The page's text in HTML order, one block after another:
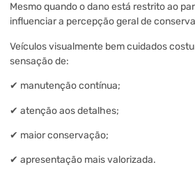
Mesmo quando o dano está restrito ao
influenciar a percepção geral de
Veículos visualmente bem cuidados
sensação de:
✔ manutenção contínua;
✔ atenção aos detalhes;
✔ maior conservação;
✔ apresentação mais valorizada.